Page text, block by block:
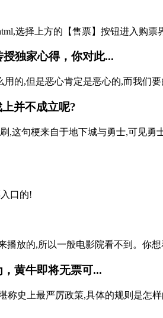
选择上方的【售票】按钮进入购
独家心得，你对此...
用的,但是恶心肯定是恶心的,而我们
并不成立呢?
,这句梗来自于地下城与勇士,可见
口的!
播放的,所以一般电影院看不到。你想
黄牛即将无票可...
史上最严厉政策,具体的规则是怎